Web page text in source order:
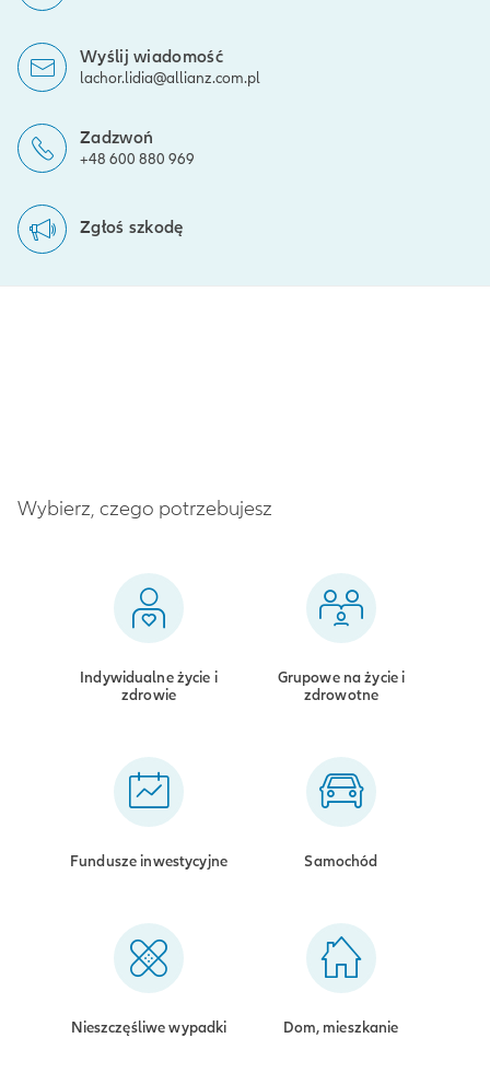
Wyślij wiadomość
lachor.lidia@allianz.com.pl
Zadzwoń
+48 600 880 969
Zgłoś szkodę
Wybierz, czego potrzebujesz
Indywidualne życie i
zdrowie
Grupowe na życie i
zdrowotne
Fundusze inwestycyjne Samochód
Nieszczęśliwe wypadki Dom, mieszkanie